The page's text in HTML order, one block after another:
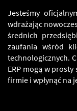
Jesteśmy
wdrażając
średnich
zaufania wśród
technologicznych.
ERP mogą w
firmie i wpłynąć na